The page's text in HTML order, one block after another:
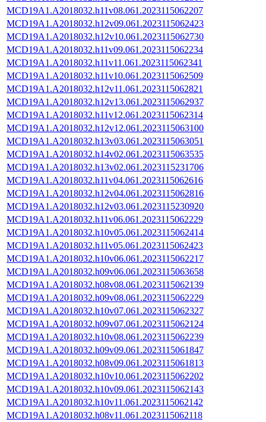
MCD19A1.A2018032.h11v08.061.2023115062207
MCD19A1.A2018032.h12v09.061.2023115062423
MCD19A1.A2018032.h12v10.061.2023115062730
MCD19A1.A2018032.h11v09.061.2023115062234
MCD19A1.A2018032.h11v11.061.2023115062341
MCD19A1.A2018032.h11v10.061.2023115062509
MCD19A1.A2018032.h12v11.061.2023115062821
MCD19A1.A2018032.h12v13.061.2023115062937
MCD19A1.A2018032.h11v12.061.2023115062314
MCD19A1.A2018032.h12v12.061.2023115063100
MCD19A1.A2018032.h13v03.061.2023115063051
MCD19A1.A2018032.h14v02.061.2023115063535
MCD19A1.A2018032.h13v02.061.2023115231706
MCD19A1.A2018032.h11v04.061.2023115062616
MCD19A1.A2018032.h12v04.061.2023115062816
MCD19A1.A2018032.h12v03.061.2023115230920
MCD19A1.A2018032.h11v06.061.2023115062229
MCD19A1.A2018032.h10v05.061.2023115062414
MCD19A1.A2018032.h11v05.061.2023115062423
MCD19A1.A2018032.h10v06.061.2023115062217
MCD19A1.A2018032.h09v06.061.2023115063658
MCD19A1.A2018032.h08v08.061.2023115062139
MCD19A1.A2018032.h09v08.061.2023115062229
MCD19A1.A2018032.h10v07.061.2023115062327
MCD19A1.A2018032.h09v07.061.2023115062124
MCD19A1.A2018032.h10v08.061.2023115062239
MCD19A1.A2018032.h09v09.061.2023115061847
MCD19A1.A2018032.h08v09.061.2023115061813
MCD19A1.A2018032.h10v10.061.2023115062202
MCD19A1.A2018032.h10v09.061.2023115062143
MCD19A1.A2018032.h10v11.061.2023115062142
MCD19A1.A2018032.h08v11.061.2023115062118